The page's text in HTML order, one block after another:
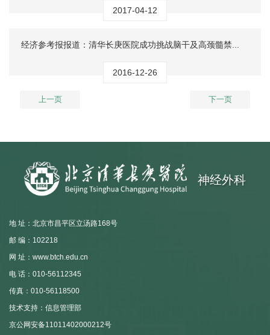
2017-04-12
经济参考报报道：清华长庚医院成功挑战脑干及高颈髓禁...
2016-12-26
上一页 下一页
神经外科
地 址：北京市昌平区立汤路168号
邮 编：102218
网 址：www.btch.edu.cn
电 话：010-56112345
传真：010-56118500
技术支持：信息管理部
京公网安备11011402000212号